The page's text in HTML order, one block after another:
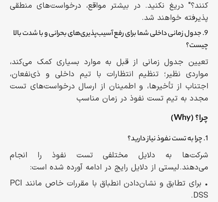
کنند؟" دریغ نکنید. در بیشتر مواقع، درخواست‌های منطقی
پذیرفته خواهند شد.
9. جدول زمانی داخلی شما برای رفع آسیب‌پذیری‌های بحرانی و با شدت بالا
چیست؟
تعیین جدول زمانی از قبل به موارد بسیاری کمک می‌کند،
مواردی نظیر؛ تنظیم انتظارات با تیم داخلی و ذی‌نفعان،
اجتناب از تأخیرها، و اطمینان از ارسال درخواست‌های تست
مجدد به تیم تست نفوذ در زمان مناسب
چرا؟ (Why)
1. چرا به تست نفوذ نیاز دارید؟
شرکت‌ها به دلایل مختلفی تست نفوذ را انجام
می‌دهند. لیستی از دلایل رایج در ادامه آورده شده است:
• برای تطابق و نشان‌دادن انطباق با مقررات خاص مانند PCI
DSS.